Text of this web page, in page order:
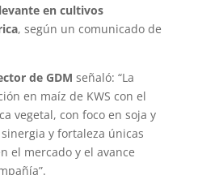
en cultivos
, según un comunicado de
de GDM señaló: “La
en maíz de KWS con el
vegetal, con foco en soja y
y fortaleza únicas
el mercado y el avance